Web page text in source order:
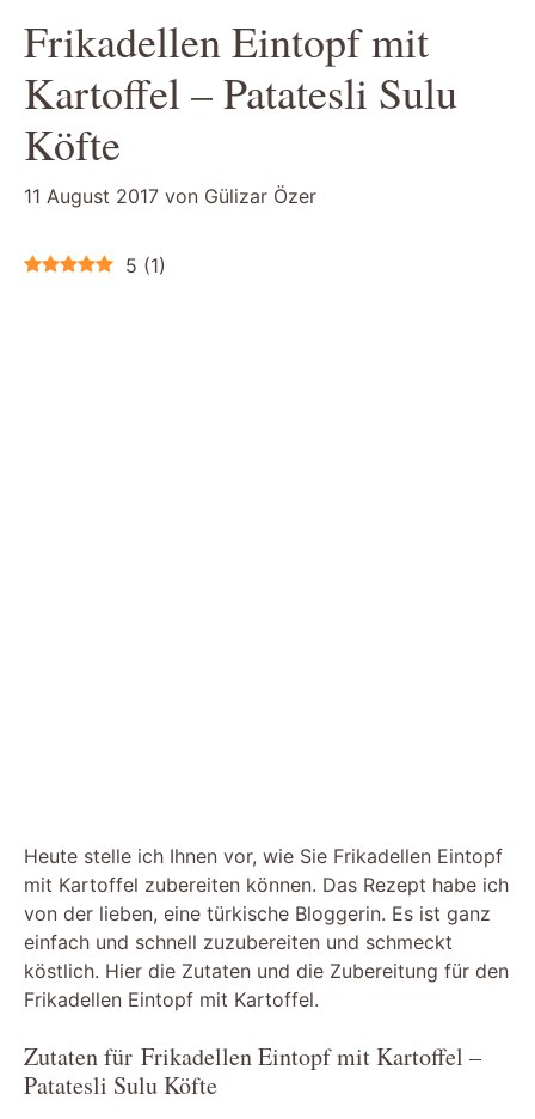
Frikadellen Eintopf mit
Kartoffel – Patatesli Sulu
Köfte
11 August 2017 von Gülizar Özer
5 (1)
Heute stelle ich Ihnen vor, wie Sie Frikadellen Eintopf
mit Kartoffel zubereiten können. Das Rezept habe ich
von der lieben, eine türkische Bloggerin. Es ist ganz
einfach und schnell zuzubereiten und schmeckt
köstlich. Hier die Zutaten und die Zubereitung für den
Frikadellen Eintopf mit Kartoffel.
Zutaten für Frikadellen Eintopf mit Kartoffel –
Patatesli Sulu Köfte